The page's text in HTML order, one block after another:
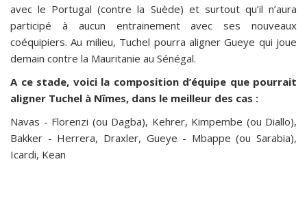
avec le Portugal (contre la Suède) et surtout qu’il n’aura
participé à aucun entrainement avec ses nouveaux
coéquipiers. Au milieu, Tuchel pourra aligner Gueye qui joue
demain contre la Mauritanie au Sénégal.
A ce stade, voici la composition d’équipe que pourrait
aligner Tuchel à Nîmes, dans le meilleur des cas :
Navas - Florenzi (ou Dagba), Kehrer, Kimpembe (ou Diallo),
Bakker - Herrera, Draxler, Gueye - Mbappe (ou Sarabia),
Icardi, Kean